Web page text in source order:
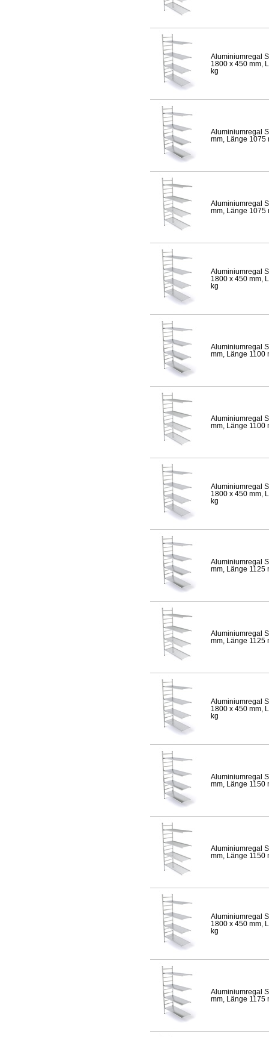
Aluminiumregal
1800 x 450 mm,
kg
Aluminiumregal
mm, Länge 1075
Aluminiumregal
mm, Länge 1075
Aluminiumregal
1800 x 450 mm,
kg
Aluminiumregal
mm, Länge 1100
Aluminiumregal
mm, Länge 1100
Aluminiumregal
1800 x 450 mm,
kg
Aluminiumregal
mm, Länge 1125
Aluminiumregal
mm, Länge 1125
Aluminiumregal
1800 x 450 mm,
kg
Aluminiumregal
mm, Länge 1150
Aluminiumregal
mm, Länge 1150
Aluminiumregal
1800 x 450 mm,
kg
Aluminiumregal
mm, Länge 1175